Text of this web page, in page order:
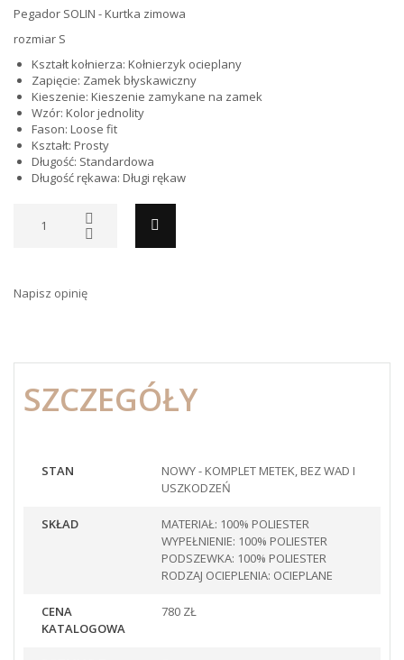
Pegador SOLIN - Kurtka zimowa
rozmiar S
Kształt kołnierza: Kołnierzyk ocieplany
Zapięcie: Zamek błyskawiczny
Kieszenie: Kieszenie zamykane na zamek
Wzór: Kolor jednolity
Fason: Loose fit
Kształt: Prosty
Długość: Standardowa
Długość rękawa: Długi rękaw
Napisz opinię
SZCZEGÓŁY
STAN
NOWY - KOMPLET METEK, BEZ WAD I
USZKODZEŃ
SKŁAD
MATERIAŁ: 100% POLIESTER
WYPEŁNIENIE: 100% POLIESTER
PODSZEWKA: 100% POLIESTER
RODZAJ OCIEPLENIA: OCIEPLANE
CENA
KATALOGOWA
780 ZŁ